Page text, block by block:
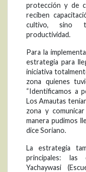
protección y de
reciben
cultivo, sino
productividad.
Para la
estrategia para
iniciativa
zona quienes
“Identificamos a
Los Amautas
zona y
manera pudimos
dice Soriano.
La estrategia
principales: las
Yachaywasi